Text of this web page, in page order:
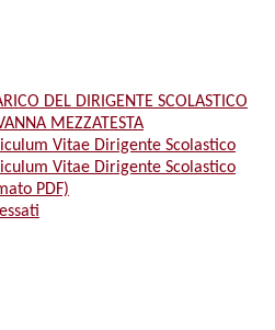
DEL DIRIGENTE SCOLASTICO
MEZZATESTA
Vitae Dirigente Scolastico
Vitae Dirigente Scolastico
PDF)